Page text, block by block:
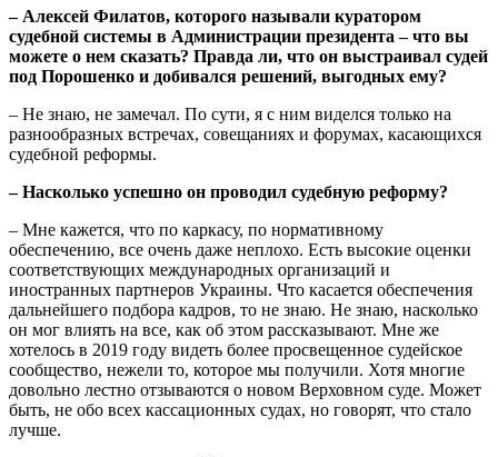
– Алексей Филатов, которого называли куратором
судебной системы в Администрации президента – что вы
можете о нем сказать? Правда ли, что он выстраивал судей
под Порошенко и добивался решений, выгодных ему?
– Не знаю, не замечал. По сути, я с ним виделся только на
разнообразных встречах, совещаниях и форумах, касающихся
судебной реформы.
– Насколько успешно он проводил судебную реформу?
– Мне кажется, что по каркасу, по нормативному
обеспечению, все очень даже неплохо. Есть высокие оценки
соответствующих международных организаций и
иностранных партнеров Украины. Что касается обеспечения
дальнейшего подбора кадров, то не знаю. Не знаю, насколько
он мог влиять на все, как об этом рассказывают. Мне же
хотелось в 2019 году видеть более просвещенное судейское
сообщество, нежели то, которое мы получили. Хотя многие
довольно лестно отзываются о новом Верховном суде. Может
быть, не обо всех кассационных судах, но говорят, что стало
лучше.